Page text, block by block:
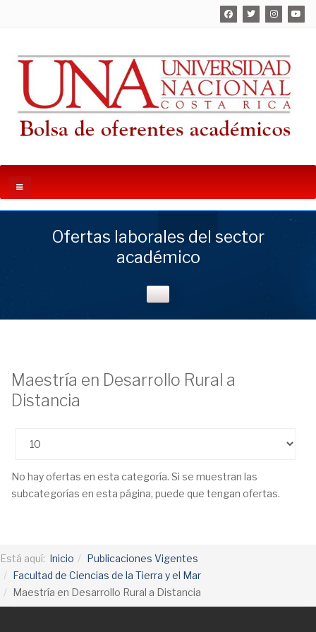
Ofertas laborales del sector
académico
Maestría en Desarrollo Rural a
Distancia
No hay ofertas en esta categoría. Si se muestran las
subcategorías en esta página, puede que tengan ofertas.
Está aquí: Inicio
Publicaciones Vigentes
Facultad de Ciencias de la Tierra y el Mar
Maestría en Desarrollo Rural a Distancia